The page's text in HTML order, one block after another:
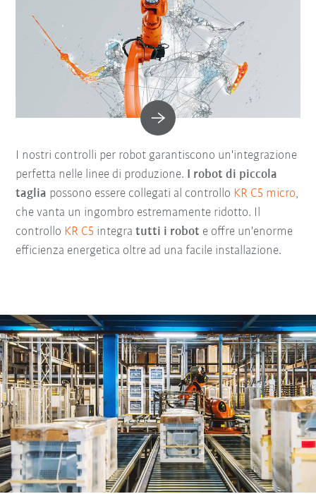
I nostri controlli per robot garantiscono un'integrazione
perfetta nelle linee di produzione. I robot di piccola
taglia possono essere collegati al controllo KR C5 micro,
che vanta un ingombro estremamente ridotto. Il
controllo KR C5 integratutti i robot e offre un'enorme
efficienza energetica oltre ad una facile installazione.